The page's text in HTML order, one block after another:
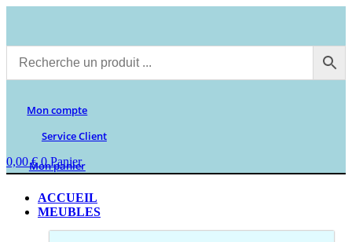
Mon compte
Service Client
0,00€ 0 Panier
Mon panier
ACCUEIL
MEUBLES